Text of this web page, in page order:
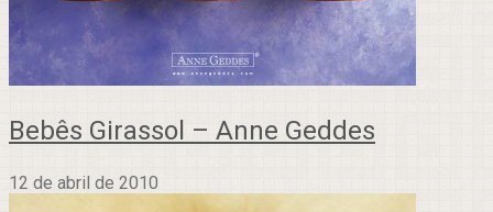
Bebês Girassol – Anne Geddes
12 de abril de 2010